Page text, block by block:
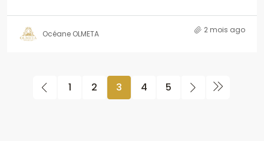
Océane OLMETA 2 mois ago
1 2 3 4 5